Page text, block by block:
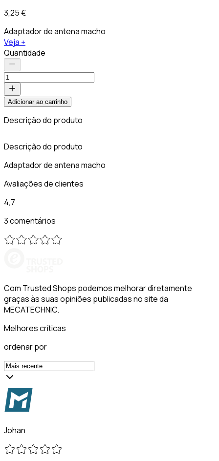
3,25 €
Adaptador de antena macho
Veja +
Quantidade
Adicionar ao carrinho
Descrição do produto
Descrição do produto
Adaptador de antena macho
Avaliações de clientes
4,7
3 comentários
Com Trusted Shops podemos melhorar diretamente
graças às suas opiniões publicadas no site da
MECATECHNIC.
Melhores críticas
ordenar por
Johan